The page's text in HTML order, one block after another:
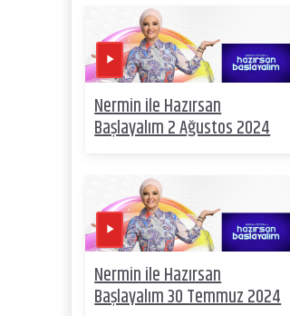
Nermin ile Hazırsan
Başlayalım 2 Ağustos 2024
Nermin ile Hazırsan
Başlayalım 30 Temmuz 2024